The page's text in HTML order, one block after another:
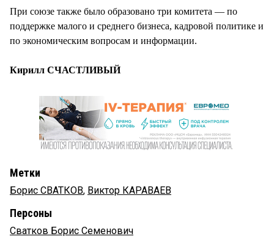
При союзе также было образовано три комитета — по
поддержке малого и среднего бизнеса, кадровой политике и
по экономическим вопросам и информации.
Кирилл СЧАСТЛИВЫЙ
Метки
Борис СВАТКОВ, Виктор КАРАВАЕВ
Персоны
Сватков Борис Семенович